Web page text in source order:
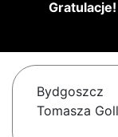
Gratulacje!
Bydgoszcz
Tomasza